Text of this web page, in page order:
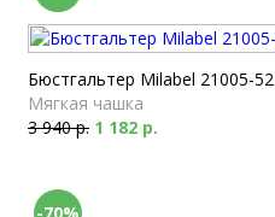
Бюстгальтер Milabel 21005-52
Мягкая чашка
3 940 р. 1 182 р.